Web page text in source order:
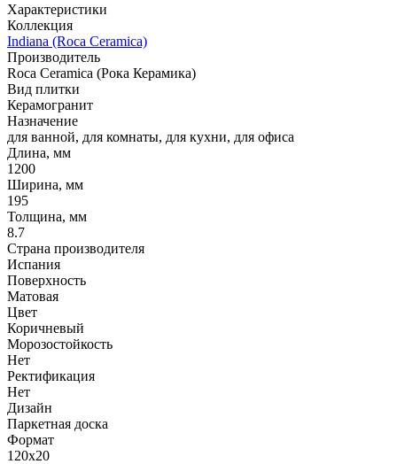
Характеристики
Коллекция
Indiana (Roca Ceramica)
Производитель
Roca Ceramica (Рока Керамика)
Вид плитки
Керамогранит
Назначение
для ванной, для комнаты, для кухни, для офиса
Длина, мм
1200
Ширина, мм
195
Толщина, мм
8.7
Страна производителя
Испания
Поверхность
Матовая
Цвет
Коричневый
Морозостойкость
Нет
Ректификация
Нет
Дизайн
Паркетная доска
Формат
120x20